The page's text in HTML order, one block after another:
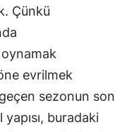
Muş
Ordu
Rize
Çünkü
oynamak
evrilmek
sezonun son
buradaki